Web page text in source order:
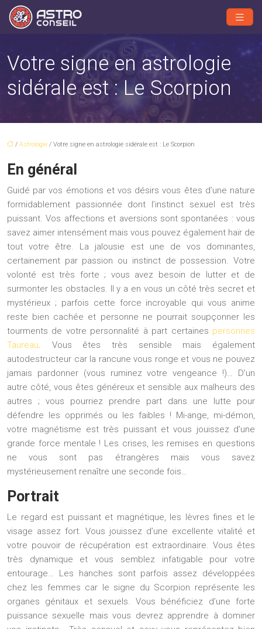
Votre signe en astrologie
sidérale est : Le Scorpion
/ Astrologie / Votre signe en astrologie sidérale est : Le Scorpion
En général
Guidé par vos émotions et vos désirs vous êtes d’une nature
formidablement passionnée dont l’instinct sexuel est très
puissant. Vos affections et aversions sont spontanées : vous
savez aimer intensément mais vous pouvez également haïr de
tout votre être. La jalousie est une de vos dominantes,
certainement par passion ou instinct de possession. Votre
volonté est très forte ; vous avez besoin de lutter et de
surmonter les obstacles. Il y a en vous un côté très secret et
mystérieux ; parfois cette force incroyable qui vous anime
reste bien cachée et personne ne pourrait soupçonner les
tourments de votre personnalité à part certaines personnes
Taureau. Vous êtes très sensible mais également
autodestructeur car la rancune vous ronge et vous ne pouvez
jamais pardonner (vous ruminez votre vengeance !)… D’un
autre côté, vous êtes généreux et sensible aux malheurs des
autres ; vous pourriez prendre part dans une lutte pour
défendre les opprimés ou les faibles ! Mi-ange, mi-démon,
votre magnétisme est très puissant et vous jouissez d’une
grande force mentale ! Les crises, les remises en questions
ne vous sont pas étrangères mais vous savez
mystérieusement renaître une seconde fois…
Portrait
Le regard est puissant et magnétique, les lèvres fines et le
visage assez fort. Vous jouissez d’une excellente vitalité et
votre pouvoir de récupération est extraordinaire. Vous êtes
très dynamique et vous semblez infatigable pour votre
entourage… Les hanches sont parfois assez développées
chez les femmes car le signe du Scorpion représente les
organes génitaux et sexuels. Vous bénéficiez d’une forte
puissance sexuelle mais vous devrez apprendre à dominer